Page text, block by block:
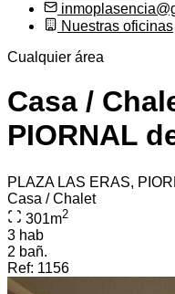
Nuestras oficinas
Cualquier área
Casa /
PIORNAL
PLAZA LAS ERAS,
Casa / Chalet
301m2
3 hab
2 bañ.
Ref: 1156